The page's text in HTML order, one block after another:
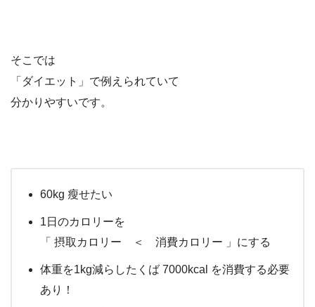
そこでは
「ダイエット」で例えられていて
分かりやすいです。
60kg 瘦せたい
1日のカロリーを
「 摂取カロリー ＜ 消費カロリー 」にする
体重を1kg減らしたくば 7000kcal を消費する必要
あり！